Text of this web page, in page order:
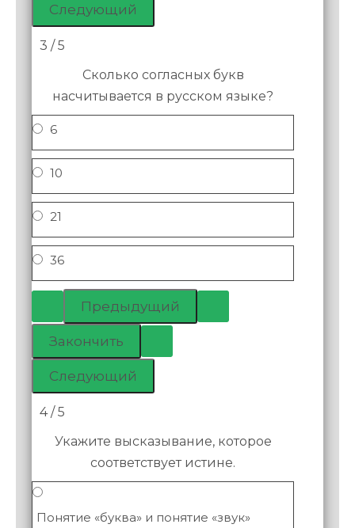
3 / 5
Сколько согласных букв
насчитывается в русском языке?
6
10
21
36
4 / 5
Укажите высказывание, которое
соответствует истине.
Понятие «буква» и понятие «звук»